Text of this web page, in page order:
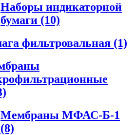
Наборы индикаторной
бумаги (10)
фильтровальная (1)
Мембраны МФАС-Б-1
(8)